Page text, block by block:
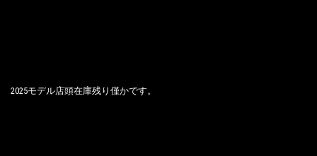
2025モデル店頭在庫残り僅かです。